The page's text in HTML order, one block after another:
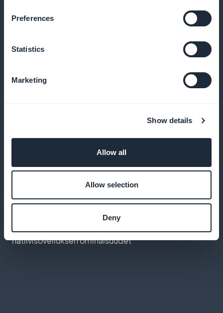
Preferences
Statistics
Marketing
Show details
Allow all
Allow selection
Deny
Käytä tilastoja palveluidemme optimointiin ja
asiakkaidemme tarpeiden ymmärtämiseen
Optimaalinen käyttäjäkokemus
natiivisovelluksen ominaisuudet